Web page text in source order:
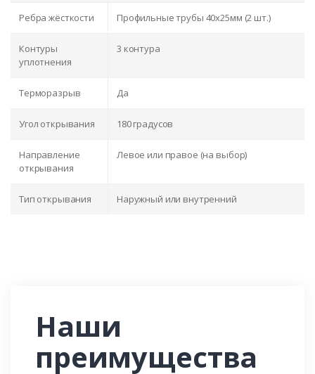
Ребра жёсткости Профильные трубы 40х25мм (2 шт.)
Контуры
уплотнения
3 контура
Терморазрыв Да
Угол открывания 180 градусов
Направление
открывания
Левое или правое (на выбор)
Тип открывания Наружный или внутренний
Наши
преимущества